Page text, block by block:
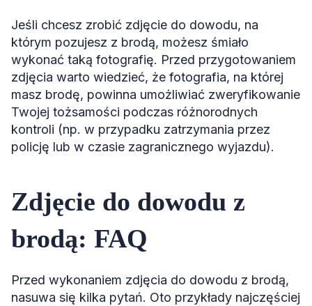
Jeśli chcesz zrobić zdjęcie do dowodu, na
którym pozujesz z brodą, możesz śmiało
wykonać taką fotografię. Przed przygotowaniem
zdjęcia warto wiedzieć, że fotografia, na której
masz brodę, powinna umożliwiać zweryfikowanie
Twojej tożsamości podczas różnorodnych
kontroli (np. w przypadku zatrzymania przez
policję lub w czasie zagranicznego wyjazdu).
Zdjęcie do dowodu z
brodą: FAQ
Przed wykonaniem zdjęcia do dowodu z brodą,
nasuwa się kilka pytań. Oto przykłady najczęściej